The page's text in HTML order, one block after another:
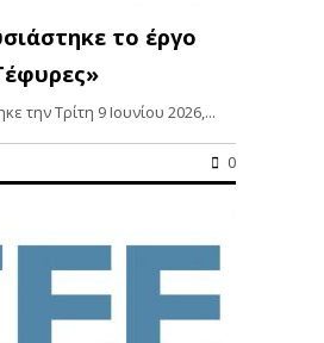
το έργο
την Τρίτη 9 Ιουνίου 2026,...
0